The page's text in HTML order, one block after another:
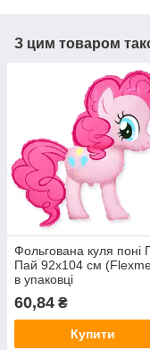
З цим товаром
Фольгована куля поні
Пай 92х104 см
в упаковці
60,84 ₴
Купити